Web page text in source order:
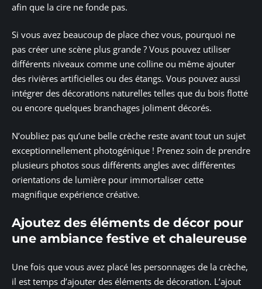
afin que la cire ne fonde pas.
Si vous avez beaucoup de place chez vous, pourquoi ne
pas créer une scène plus grande ? Vous pouvez utiliser
différents niveaux comme une colline ou même ajouter
des rivières artificielles ou des étangs. Vous pouvez aussi
intégrer des décorations naturelles telles que du bois flotté
ou encore quelques branchages joliment décorés.
N’oubliez pas qu’une belle crèche reste avant tout un sujet
exceptionnellement photogénique ! Prenez soin de prendre
plusieurs photos sous différents angles avec différentes
orientations de lumière pour immortaliser cette
magnifique expérience créative.
Ajoutez des éléments de décor pour
une ambiance festive et chaleureuse
Une fois que vous avez placé les personnages de la crèche,
il est temps d’ajouter des éléments de décoration. L’ajout